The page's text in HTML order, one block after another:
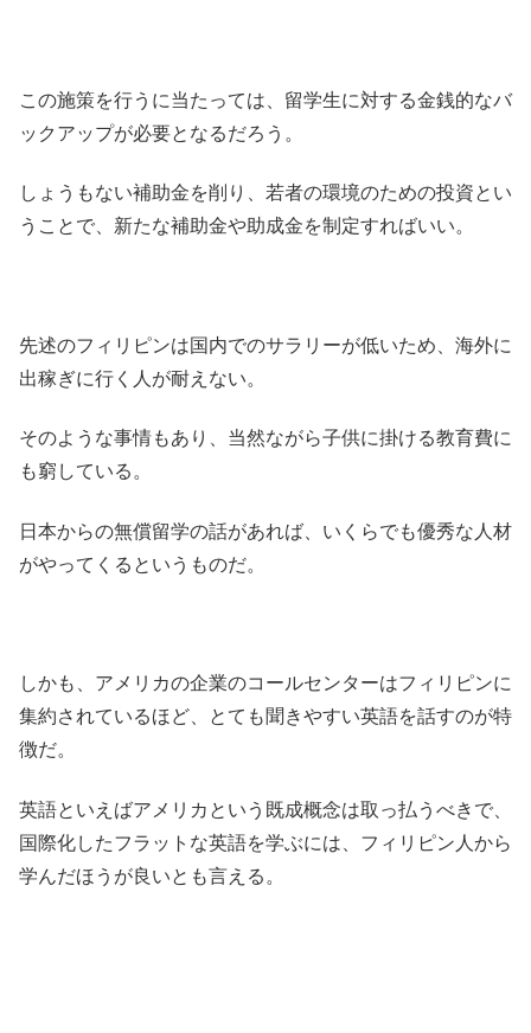
この施策を行うに当たっては、留学生に対する金銭的なバ
ックアップが必要となるだろう。
しょうもない補助金を削り、若者の環境のための投資とい
うことで、新たな補助金や助成金を制定すればいい。
先述のフィリピンは国内でのサラリーが低いため、海外に
出稼ぎに行く人が耐えない。
そのような事情もあり、当然ながら子供に掛ける教育費に
も窮している。
日本からの無償留学の話があれば、いくらでも優秀な人材
がやってくるというものだ。
しかも、アメリカの企業のコールセンターはフィリピンに
集約されているほど、とても聞きやすい英語を話すのが特
徴だ。
英語といえばアメリカという既成概念は取っ払うべきで、
国際化したフラットな英語を学ぶには、フィリピン人から
学んだほうが良いとも言える。